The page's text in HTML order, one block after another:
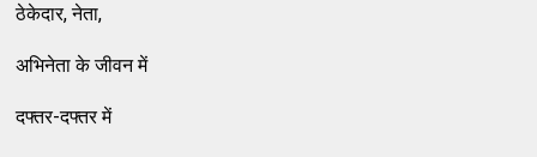
ठेकेदार, नेता,
अभिनेता के जीवन में
दफ्तर-दफ्तर में